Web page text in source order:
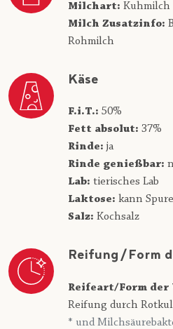
Milchart: Kuhmilch
Milch Zusatzinfo:
Rohmilch
Käse
F.i.T.: 50%
Fett absolut: 37%
Rinde: ja
Rinde genießbar:
Lab: tierisches Lab
Laktose: kann
Salz: Kochsalz
Reifung/Form
Reifeart/Form der
Reifung durch
* und